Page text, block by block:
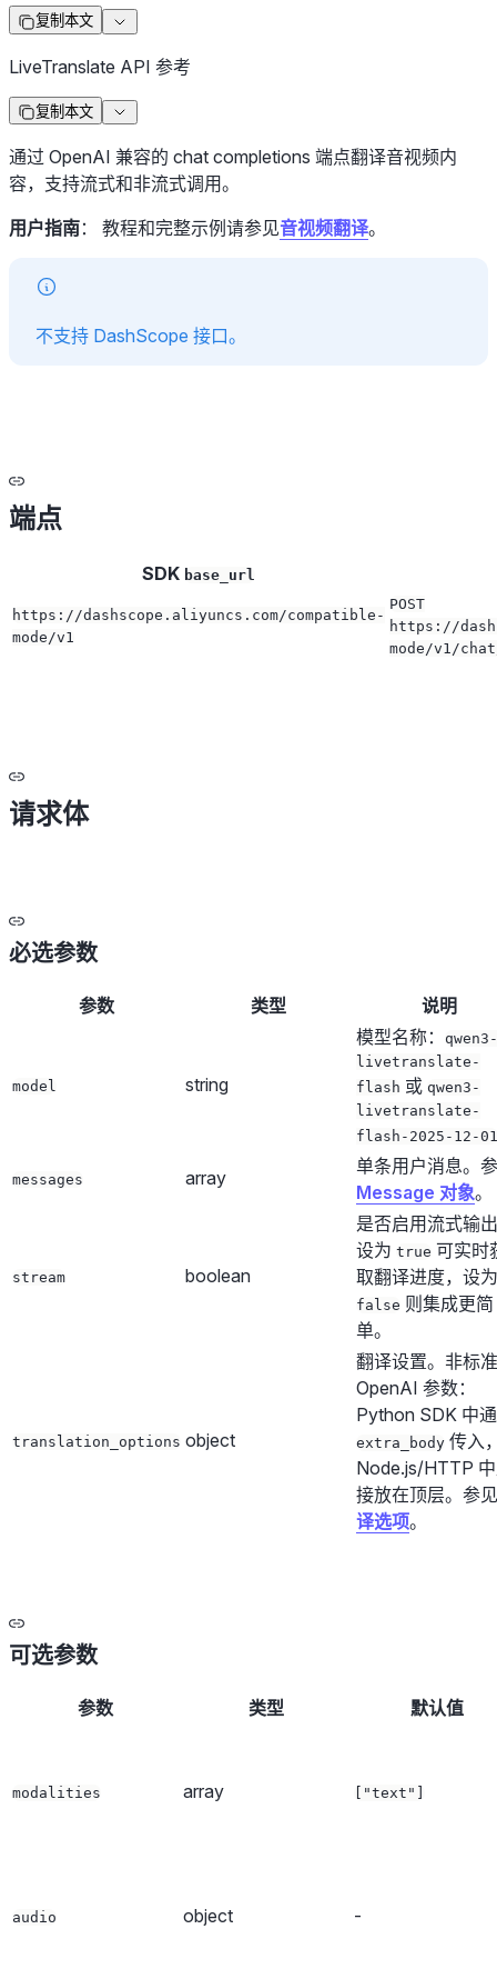
复制本文
LiveTranslate API 参考
复制本文
通过 OpenAI 兼容的 chat completions 端点翻译音视频内
容，支持流式和非流式调用。
用户指南： 教程和完整示例请参见音视频翻译。
不支持 DashScope 接口。
端点
SDK base_url
https://dashscope.aliyuncs.com/compatible-
mode/v1
POST
https://
mode/v1/
请求体
必选参数
参数 类型 说明
model string
模型名称：
qwen3-
livetranslate-
flash 或 qwen3-
livetranslate-
flash-2025-12-01
messages array
单条用户消息。
Message 对象。
stream boolean
是否启用流式输
设为 true 可实时
取翻译进度，设为
false 则集成更简
单。
translation_options object
翻译设置。非标准
OpenAI 参数：
Python SDK 中
extra_body 传入
Node.js/HTTP
接放在顶层。参见
译选项。
可选参数
参数 类型 默认值
modalities array ["text"]
audio object -